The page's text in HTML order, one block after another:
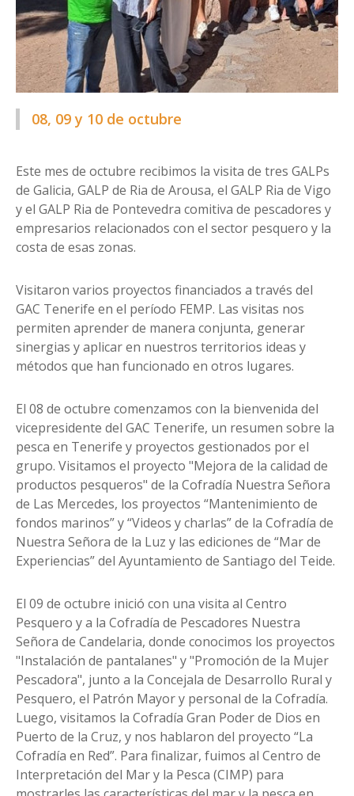
08, 09 y 10 de octubre
Este mes de octubre recibimos la visita de tres GALPs
de Galicia, GALP de Ria de Arousa, el GALP Ria de Vigo
y el GALP Ria de Pontevedra comitiva de pescadores y
empresarios relacionados con el sector pesquero y la
costa de esas zonas.
Visitaron varios proyectos financiados a través del
GAC Tenerife en el período FEMP. Las visitas nos
permiten aprender de manera conjunta, generar
sinergias y aplicar en nuestros territorios ideas y
métodos que han funcionado en otros lugares.
El 08 de octubre comenzamos con la bienvenida del
vicepresidente del GAC Tenerife, un resumen sobre la
pesca en Tenerife y proyectos gestionados por el
grupo. Visitamos el proyecto "Mejora de la calidad de
productos pesqueros" de la Cofradía Nuestra Señora
de Las Mercedes, los proyectos “Mantenimiento de
fondos marinos” y “Videos y charlas” de la Cofradía de
Nuestra Señora de la Luz y las ediciones de “Mar de
Experiencias” del Ayuntamiento de Santiago del Teide.
El 09 de octubre inició con una visita al Centro
Pesquero y a la Cofradía de Pescadores Nuestra
Señora de Candelaria, donde conocimos los proyectos
"Instalación de pantalanes" y "Promoción de la Mujer
Pescadora", junto a la Concejala de Desarrollo Rural y
Pesquero, el Patrón Mayor y personal de la Cofradía.
Luego, visitamos la Cofradía Gran Poder de Dios en
Puerto de la Cruz, y nos hablaron del proyecto “La
Cofradía en Red”. Para finalizar, fuimos al Centro de
Interpretación del Mar y la Pesca (CIMP) para